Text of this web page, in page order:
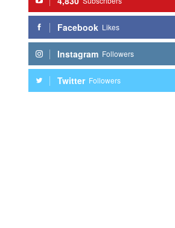
Facebook Likes
Instagram Followers
Twitter Followers